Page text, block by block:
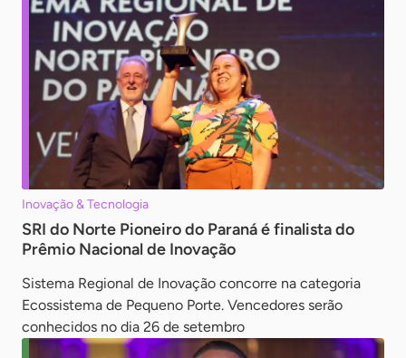
Inovação & Tecnologia
SRI do Norte Pioneiro do Paraná é finalista do
Prêmio Nacional de Inovação
Sistema Regional de Inovação concorre na categoria
Ecossistema de Pequeno Porte. Vencedores serão
conhecidos no dia 26 de setembro